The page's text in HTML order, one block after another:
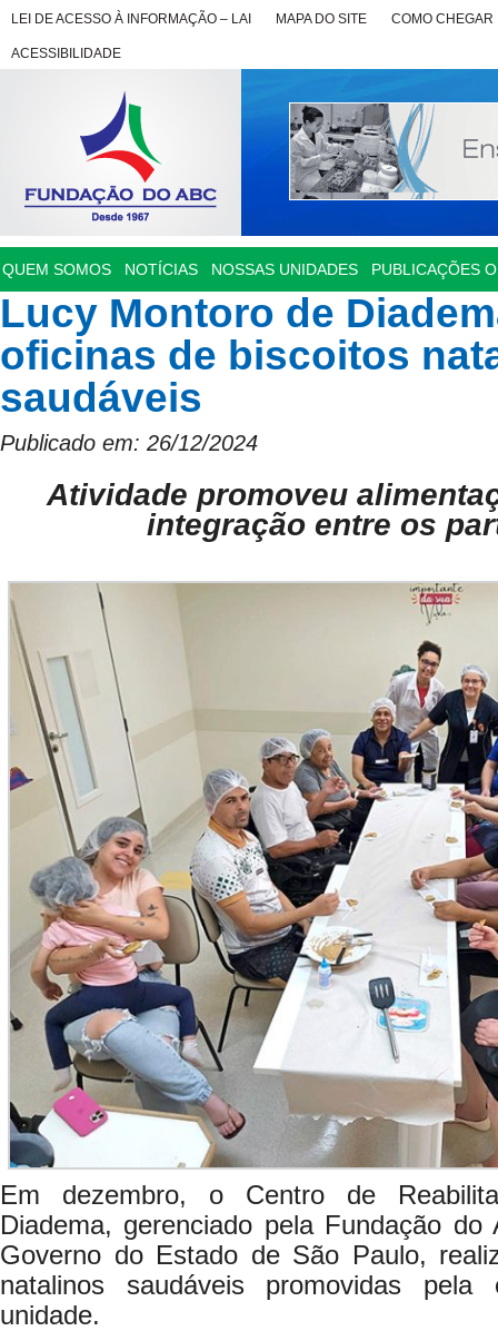
LEI DE ACESSO À INFORMAÇÃO – LAI MAPA DO SITE COMO CHEGAR
ACESSIBILIDADE
QUEM SOMOS NOTÍCIAS NOSSAS UNIDADES PUBLICAÇÕES
Lucy Montoro de
oficinas de biscoitos
saudáveis
Publicado em: 26/12/2024
Atividade promoveu
integração entre os
Em dezembro, o Centro de
Diadema, gerenciado pela Fundação
Governo do Estado de São Paulo,
natalinos saudáveis promovidas
unidade.